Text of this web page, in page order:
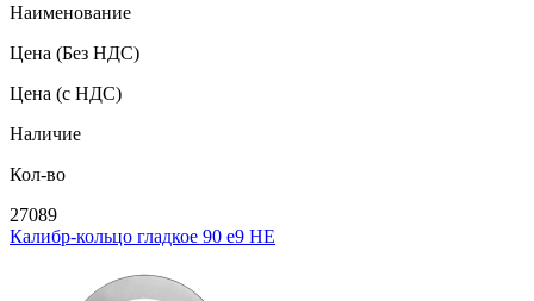
Наименование
Цена (Без НДС)
Цена (с НДС)
Наличие
Кол-во
27089
Калибр-кольцо гладкое 90 e9 НЕ